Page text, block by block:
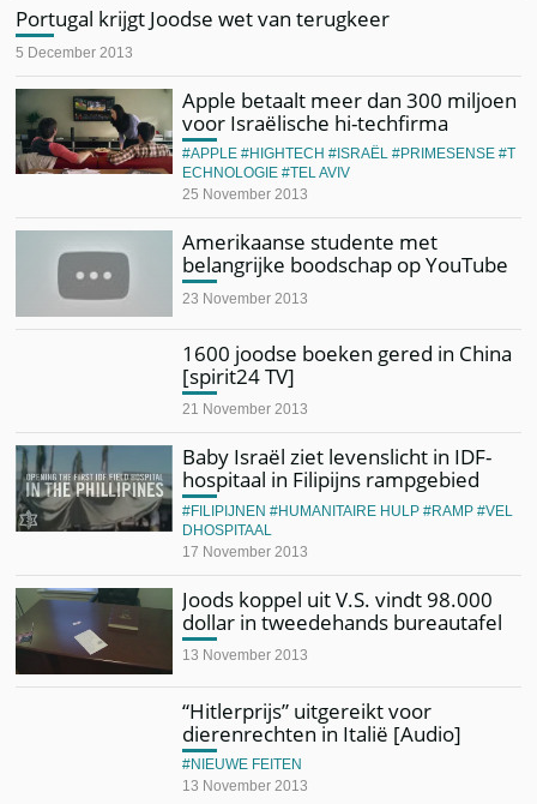
Portugal krijgt Joodse wet van terugkeer
5 December 2013
Apple betaalt meer dan 300 miljoen
voor Israëlische hi-techfirma
25 November 2013
APPLE HIGHTECH ISRAËL PRIMESENSE
T
ECHNOLOGIE
TEL AVIV
Amerikaanse studente met
belangrijke boodschap op YouTube
23 November 2013
1600 joodse boeken gered in China
[spirit24 TV]
21 November 2013
Baby Israël ziet levenslicht in IDF-
hospitaal in Filipijns rampgebied
17 November 2013
FILIPIJNEN HUMANITAIRE HULP RAMP
VEL
DHOSPITAAL
Joods koppel uit V.S. vindt 98.000
dollar in tweedehands bureautafel
13 November 2013
“Hitlerprijs” uitgereikt voor
dierenrechten in Italië [Audio]
13 November 2013
NIEUWE FEITEN